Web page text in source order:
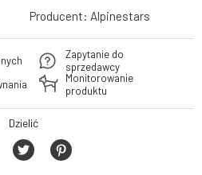
Producent: Alpinestars
Zapytanie do
sprzedawcy
Monitorowanie
produktu
Dzielić